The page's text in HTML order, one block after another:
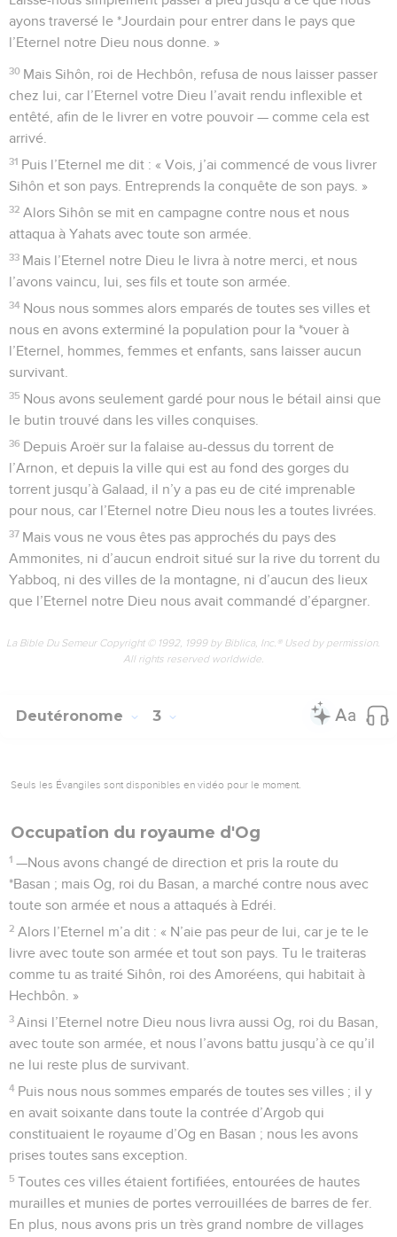
ayons traversé le *Jourdain pour entrer dans le pays que
l’Eternel notre Dieu nous donne. »
30 Mais Sihôn, roi de Hechbôn, refusa de nous laisser passer
chez lui, car l’Eternel votre Dieu l’avait rendu inflexible et
entêté, afin de le livrer en votre pouvoir — comme cela est
arrivé.
31 Puis l’Eternel me dit : « Vois, j’ai commencé de vous livrer
Sihôn et son pays. Entreprends la conquête de son pays. »
32 Alors Sihôn se mit en campagne contre nous et nous
attaqua à Yahats avec toute son armée.
33 Mais l’Eternel notre Dieu le livra à notre merci, et nous
l’avons vaincu, lui, ses fils et toute son armée.
34 Nous nous sommes alors emparés de toutes ses villes et
nous en avons exterminé la population pour la *vouer à
l’Eternel, hommes, femmes et enfants, sans laisser aucun
survivant.
35 Nous avons seulement gardé pour nous le bétail ainsi que
le butin trouvé dans les villes conquises.
36 Depuis Aroër sur la falaise au-dessus du torrent de
l’Arnon, et depuis la ville qui est au fond des gorges du
torrent jusqu’à Galaad, il n’y a pas eu de cité imprenable
pour nous, car l’Eternel notre Dieu nous les a toutes livrées.
37 Mais vous ne vous êtes pas approchés du pays des
Ammonites, ni d’aucun endroit situé sur la rive du torrent du
Yabboq, ni des villes de la montagne, ni d’aucun des lieux
que l’Eternel notre Dieu nous avait commandé d’épargner.
La Bible Du Semeur Copyright © 1992, 1999 by Biblica, Inc.® Used by permission.
All rights reserved worldwide.
Deutéronome 3
Seuls les Évangiles sont disponibles en vidéo pour le moment.
Occupation du royaume d'Og
1 —Nous avons changé de direction et pris la route du
*Basan ; mais Og, roi du Basan, a marché contre nous avec
toute son armée et nous a attaqués à Edréi.
2 Alors l’Eternel m’a dit : « N’aie pas peur de lui, car je te le
livre avec toute son armée et tout son pays. Tu le traiteras
comme tu as traité Sihôn, roi des Amoréens, qui habitait à
Hechbôn. »
3 Ainsi l’Eternel notre Dieu nous livra aussi Og, roi du Basan,
avec toute son armée, et nous l’avons battu jusqu’à ce qu’il
ne lui reste plus de survivant.
4 Puis nous nous sommes emparés de toutes ses villes ; il y
en avait soixante dans toute la contrée d’Argob qui
constituaient le royaume d’Og en Basan ; nous les avons
prises toutes sans exception.
5 Toutes ces villes étaient fortifiées, entourées de hautes
murailles et munies de portes verrouillées de barres de fer.
En plus, nous avons pris un très grand nombre de villages